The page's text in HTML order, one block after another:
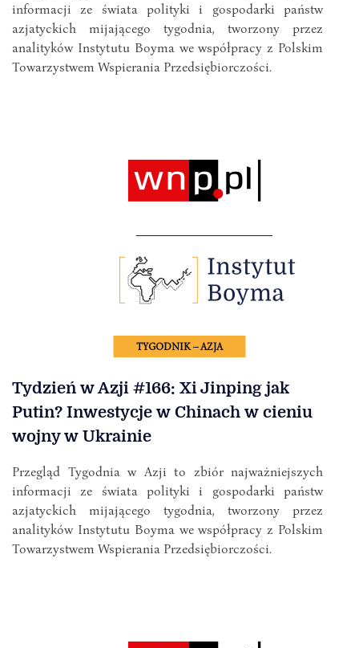
informacji ze świata polityki i gospodarki państw
azjatyckich mijającego tygodnia, tworzony przez
analityków Instytutu Boyma we współpracy z Polskim
Towarzystwem Wspierania Przedsiębiorczości.
TYGODNIK – AZJA
Tydzień w Azji #166: Xi Jinping jak
Putin? Inwestycje w Chinach w cieniu
wojny w Ukrainie
Przegląd Tygodnia w Azji to zbiór najważniejszych
informacji ze świata polityki i gospodarki państw
azjatyckich mijającego tygodnia, tworzony przez
analityków Instytutu Boyma we współpracy z Polskim
Towarzystwem Wspierania Przedsiębiorczości.